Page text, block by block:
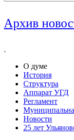
Архив
.
О думе
История
Структура
Аппарат УГД
Регламент
Новости
25 лет